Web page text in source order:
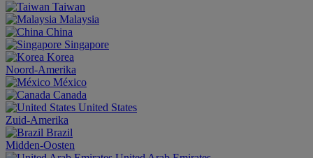
Taiwan
Malaysia
China
Singapore
Korea
Noord-Amerika
México
Canada
United States
Zuid-Amerika
Brazil
Midden-Oosten